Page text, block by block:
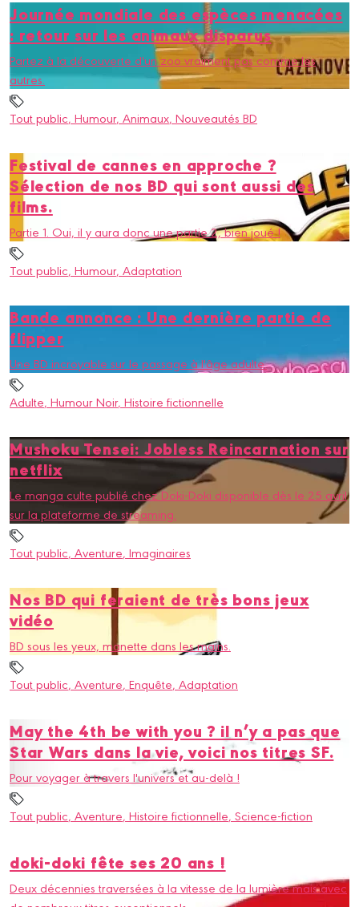
Journée mondiale des espèces menacées
: retour sur les animaux disparus
Partez à la découverte d'un zoo vraiment pas comme les
autres.
Tout public, Humour, Animaux, Nouveautés BD
Festival de cannes en approche ?
Sélection de nos BD qui sont aussi des
films.
Partie 1. Oui, il y aura donc une partie 2, bien joué !
Tout public, Humour, Adaptation
Bande annonce : Une dernière partie de
flipper
Une BD incroyable sur le passage à l'âge adulte.
Adulte, Humour Noir, Histoire fictionnelle
Mushoku Tensei: Jobless Reincarnation sur
netflix
Le manga culte publié chez Doki-Doki disponible dès le 25 avril
sur la plateforme de streaming.
Tout public, Aventure, Imaginaires
Nos BD qui feraient de très bons jeux
vidéo
BD sous les yeux, manette dans les mains.
Tout public, Aventure, Enquête, Adaptation
May the 4th be with you ? il n’y a pas que
Star Wars dans la vie, voici nos titres SF.
Pour voyager à travers l'univers et au-delà !
Tout public, Aventure, Histoire fictionnelle, Science-fiction
doki-doki fête ses 20 ans !
Deux décennies traversées à la vitesse de la lumière mais avec